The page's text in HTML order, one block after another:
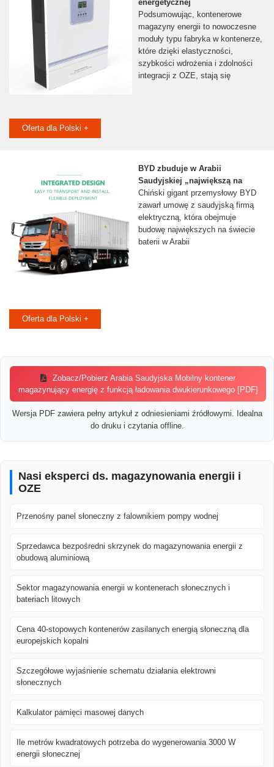
energetycznej
Podsumowując, kontenerowe
magazyny energii to nowoczesne
moduły typu fabryka w kontenerze,
które dzięki elastyczności,
szybkości wdrożenia i zdolności
integracji z OZE, stają się
Oferta dla Polski +
BYD zbuduje w Arabii
Saudyjskiej „największą na
Chiński gigant przemysłowy BYD
zawarł umowę z saudyjską firmą
elektryczną, która obejmuje
budowę największych na świecie
baterii w Arabii
Oferta dla Polski +
Zobacz/Pobierz Arabia Saudyjska Mobilny kontener
magazynujący energię z funkcją ładowania dwukierunkowego [PDF]
Wersja PDF zawiera pełny artykuł z odniesieniami źródłowymi. Idealna
do druku i czytania offline.
Nasi eksperci ds. magazynowania energii i
OZE
Przenośny panel słoneczny z falownikiem pompy wodnej
Sprzedawca bezpośredni skrzynek do magazynowania energii z
obudową aluminiową
Sektor magazynowania energii w kontenerach słonecznych i
bateriach litowych
Cena 40-stopowych kontenerów zasilanych energią słoneczną dla
europejskich kopalni
Szczegółowe wyjaśnienie schematu działania elektrowni
słonecznych
Kalkulator pamięci masowej danych
Ile metrów kwadratowych potrzeba do wygenerowania 3000 W
energii słonecznej